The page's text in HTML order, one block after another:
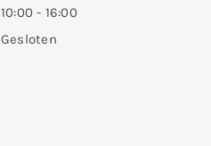
10:00 - 16:00
Gesloten